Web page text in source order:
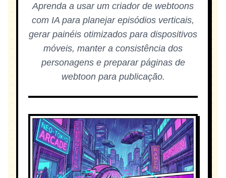
Aprenda a usar um criador de webtoons
com IA para planejar episódios verticais,
gerar painéis otimizados para dispositivos
móveis, manter a consistência dos
personagens e preparar páginas de
webtoon para publicação.